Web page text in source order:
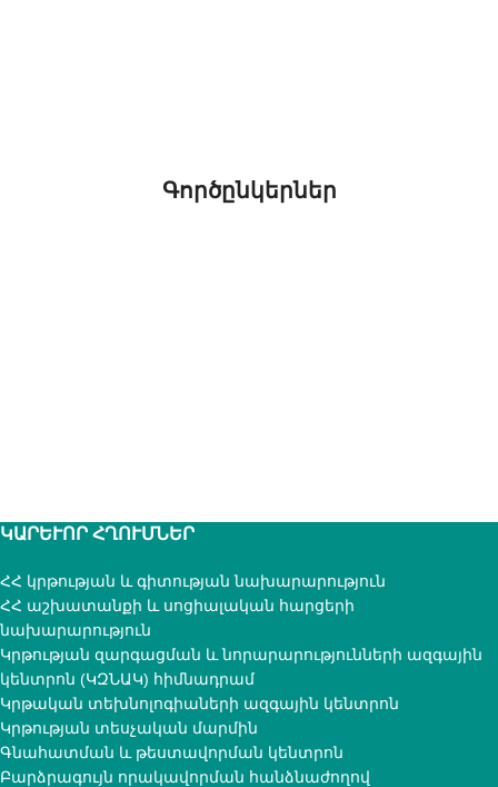
Գործընկերներ
ԿԱՐԵՒՈՐ ՀՂՈՒՄՆԵՐ
ՀՀ կրթության և գիտության նախարարություն
ՀՀ աշխատանքի և սոցիալական հարցերի
նախարարություն
Կրթության զարգացման և նորարարությունների ազգային
կենտրոն (ԿԶՆԱԿ) հիմնադրամ
Կրթական տեխնոլոգիաների ազգային կենտրոն
Կրթության տեսչական մարմին
Գնահատման և թեստավորման կենտրոն
Բարձրագույն որակավորման հանձնաժողով